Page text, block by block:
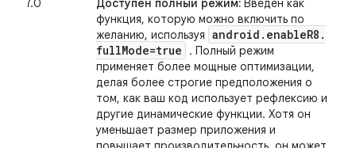
7.0 Доступен полный режим: Введен как
функция, которую можно включить по
желанию, используя android . enableR8 .
fullMode=true
. Полный режим
применяет более мощные оптимизации,
делая более строгие предположения о
том, как ваш код использует рефлексию и
другие динамические функции. Хотя он
уменьшает размер приложения и